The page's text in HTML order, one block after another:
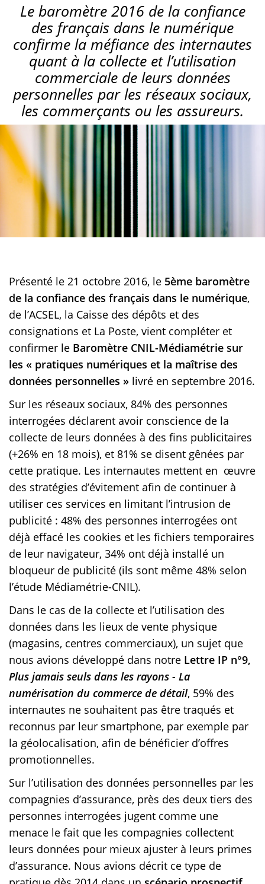
Le baromètre 2016 de la confiance
des français dans le numérique
confirme la méfiance des internautes
quant à la collecte et l’utilisation
commerciale de leurs données
personnelles par les réseaux sociaux,
les commerçants ou les assureurs.
Présenté le 21 octobre 2016, le 5ème baromètre
de la confiance des français dans le numérique,
de l’ACSEL, la Caisse des dépôts et des
consignations et La Poste, vient compléter et
confirmer le Baromètre CNIL-Médiamétrie sur
les « pratiques numériques et la maîtrise des
données personnelles » livré en septembre 2016.
Sur les réseaux sociaux, 84% des personnes
interrogées déclarent avoir conscience de la
collecte de leurs données à des fins publicitaires
(+26% en 18 mois), et 81% se disent gênées par
cette pratique. Les internautes mettent en œuvre
des stratégies d’évitement afin de continuer à
utiliser ces services en limitant l’intrusion de
publicité : 48% des personnes interrogées ont
déjà effacé les cookies et les fichiers temporaires
de leur navigateur, 34% ont déjà installé un
bloqueur de publicité (ils sont même 48% selon
l’étude Médiamétrie-CNIL).
Dans le cas de la collecte et l’utilisation des
données dans les lieux de vente physique
(magasins, centres commerciaux), un sujet que
nous avions développé dans notre Lettre IP n°9,
Plus jamais seuls dans les rayons - La
numérisation du commerce de détail, 59% des
internautes ne souhaitent pas être traqués et
reconnus par leur smartphone, par exemple par
la géolocalisation, afin de bénéficier d’offres
promotionnelles.
Sur l’utilisation des données personnelles par les
compagnies d’assurance, près des deux tiers des
personnes interrogées jugent comme une
menace le fait que les compagnies collectent
leurs données pour mieux ajuster à leurs primes
d’assurance. Nous avions décrit ce type de